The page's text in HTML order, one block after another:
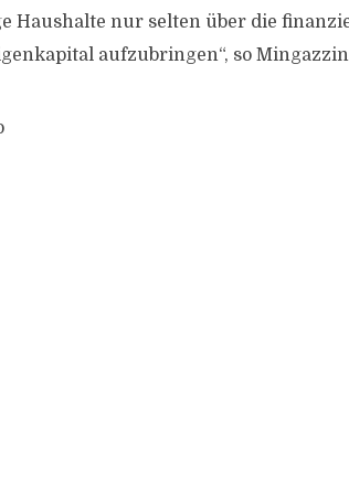
Haushalte nur selten über die
aufzubringen“, so